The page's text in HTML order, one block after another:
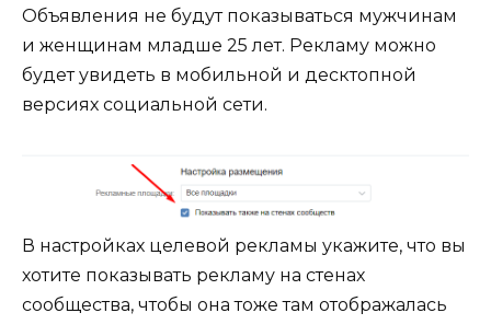
Объявления не будут показываться мужчинам
и женщинам младше 25 лет. Рекламу можно
будет увидеть в мобильной и десктопной
версиях социальной сети.
В настройках целевой рекламы укажите, что вы
хотите показывать рекламу на стенах
сообщества, чтобы она тоже там отображалась